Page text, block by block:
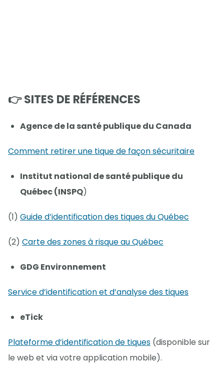
👉 SITES DE RÉFÉRENCES
Agence de la santé publique du Canada
Comment retirer une tique de façon sécuritaire
Institut national de santé publique du
Québec (INSPQ)
(1) Guide d’identification des tiques du Québec
(2) Carte des zones à risque au Québec
GDG Environnement
Service d’identification et d’analyse des tiques
eTick
Plateforme d’identification de tiques (disponible sur
le web et via votre application mobile).